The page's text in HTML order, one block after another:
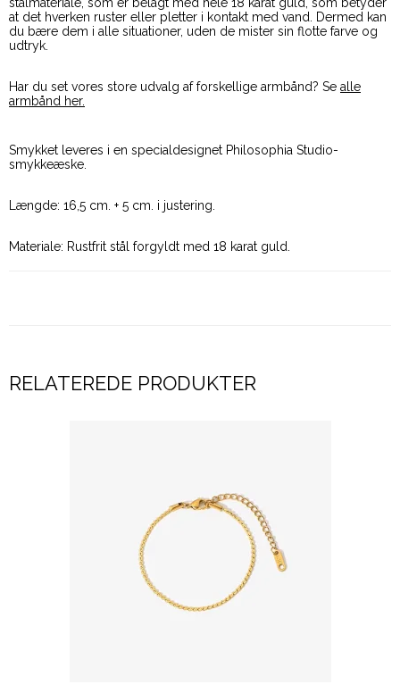
at det hverken ruster eller pletter i kontakt med vand. Dermed kan
du bære dem i alle situationer, uden de mister sin flotte farve og
udtryk.
Har du set vores store udvalg af forskellige armbånd? Se alle
armbånd her.
Smykket leveres i en specialdesignet Philosophia Studio-
smykkeæske.
Længde: 16,5 cm. + 5 cm. i justering.
Materiale: Rustfrit stål forgyldt med 18 karat guld.
RELATEREDE PRODUKTER